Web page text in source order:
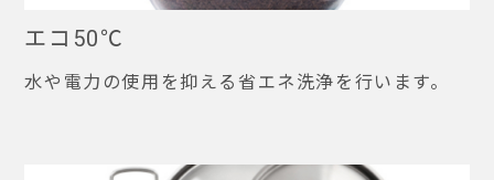
エコ50℃
水や電力の使用を抑える省エネ洗浄を行います。